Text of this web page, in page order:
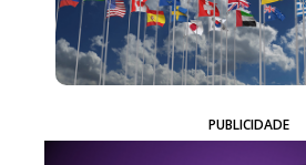
PUBLICIDADE